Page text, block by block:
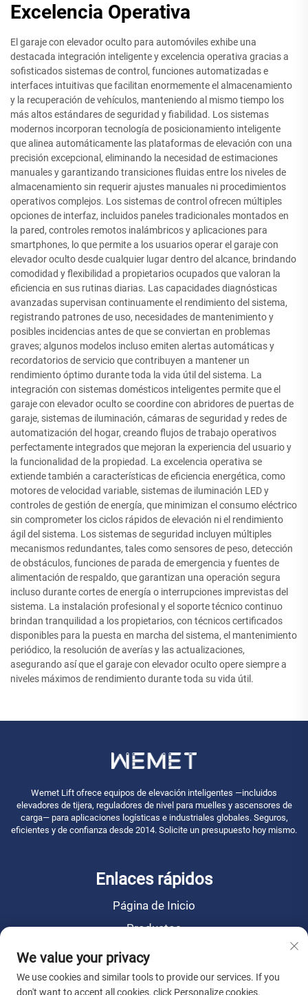
Excelencia Operativa
El garaje con elevador oculto para automóviles exhibe una
destacada integración inteligente y excelencia operativa gracias a
sofisticados sistemas de control, funciones automatizadas e
interfaces intuitivas que facilitan enormemente el almacenamiento
y la recuperación de vehículos, manteniendo al mismo tiempo los
más altos estándares de seguridad y fiabilidad. Los sistemas
modernos incorporan tecnología de posicionamiento inteligente
que alinea automáticamente las plataformas de elevación con una
precisión excepcional, eliminando la necesidad de estimaciones
manuales y garantizando transiciones fluidas entre los niveles de
almacenamiento sin requerir ajustes manuales ni procedimientos
operativos complejos. Los sistemas de control ofrecen múltiples
opciones de interfaz, incluidos paneles tradicionales montados en
la pared, controles remotos inalámbricos y aplicaciones para
smartphones, lo que permite a los usuarios operar el garaje con
elevador oculto desde cualquier lugar dentro del alcance, brindando
comodidad y flexibilidad a propietarios ocupados que valoran la
eficiencia en sus rutinas diarias. Las capacidades diagnósticas
avanzadas supervisan continuamente el rendimiento del sistema,
registrando patrones de uso, necesidades de mantenimiento y
posibles incidencias antes de que se conviertan en problemas
graves; algunos modelos incluso emiten alertas automáticas y
recordatorios de servicio que contribuyen a mantener un
rendimiento óptimo durante toda la vida útil del sistema. La
integración con sistemas domésticos inteligentes permite que el
garaje con elevador oculto se coordine con abridores de puertas de
garaje, sistemas de iluminación, cámaras de seguridad y redes de
automatización del hogar, creando flujos de trabajo operativos
perfectamente integrados que mejoran la experiencia del usuario y
la funcionalidad de la propiedad. La excelencia operativa se
extiende también a características de eficiencia energética, como
motores de velocidad variable, sistemas de iluminación LED y
controles de gestión de energía, que minimizan el consumo eléctrico
sin comprometer los ciclos rápidos de elevación ni el rendimiento
ágil del sistema. Los sistemas de seguridad incluyen múltiples
mecanismos redundantes, tales como sensores de peso, detección
de obstáculos, funciones de parada de emergencia y fuentes de
alimentación de respaldo, que garantizan una operación segura
incluso durante cortes de energía o interrupciones imprevistas del
sistema. La instalación profesional y el soporte técnico continuo
brindan tranquilidad a los propietarios, con técnicos certificados
disponibles para la puesta en marcha del sistema, el mantenimiento
periódico, la resolución de averías y las actualizaciones,
asegurando así que el garaje con elevador oculto opere siempre a
niveles máximos de rendimiento durante toda su vida útil.
Wemet Lift ofrece equipos de elevación inteligentes —incluidos
elevadores de tijera, reguladores de nivel para muelles y ascensores de
carga— para aplicaciones logísticas e industriales globales. Seguros,
eficientes y de confianza desde 2014. Solicite un presupuesto hoy mismo.
Enlaces rápidos
Página de Inicio
Productos
Noticias
Sobre Nosotros
We value your privacy
We use cookies and similar tools to provide our services. If you
don't want to accept all cookies, click Personalize cookies.